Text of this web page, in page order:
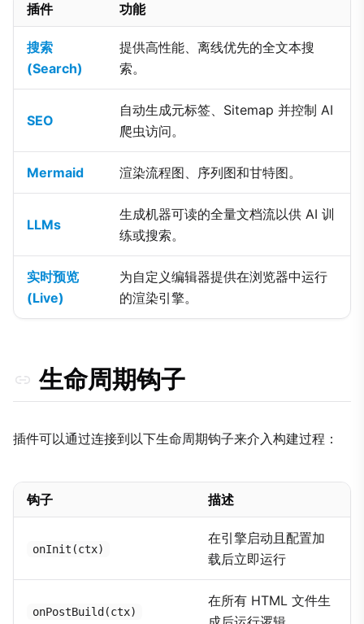
插件 功能
搜索
(Search)
提供高性能、离线优先的全文本搜
索。
SEO
自动生成元标签、Sitemap 并控制 AI
爬虫访问。
Mermaid 渲染流程图、序列图和甘特图。
LLMs
生成机器可读的全量文档流以供 AI 训
练或搜索。
实时预览
(Live)
为自定义编辑器提供在浏览器中运行
的渲染引擎。
生命周期钩子
插件可以通过连接到以下生命周期钩子来介入构建过程：
钩子 描述
onInit(ctx)
在引擎启动且配置加
载后立即运行
onPostBuild(ctx)
在所有 HTML 文件生